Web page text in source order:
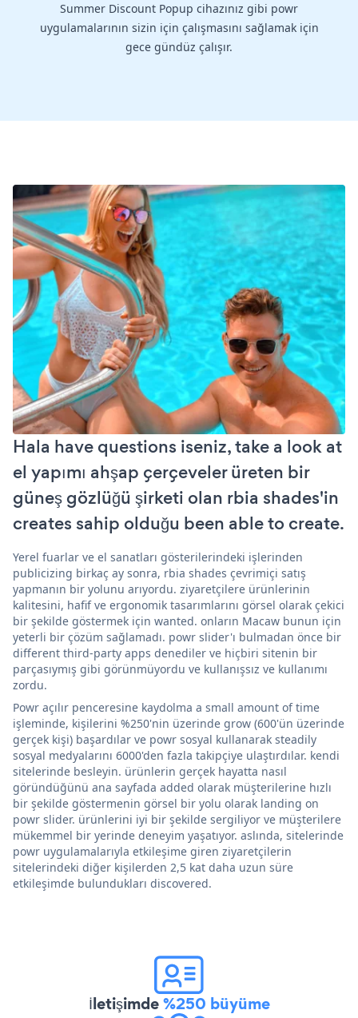
Summer Discount Popup cihazınız gibi powr
uygulamalarının sizin için çalışmasını sağlamak için
gece gündüz çalışır.
Hala have questions iseniz, take a look at
el yapımı ahşap çerçeveler üreten bir
güneş gözlüğü şirketi olan rbia shades'in
creates sahip olduğu been able to create.
Yerel fuarlar ve el sanatları gösterilerindeki işlerinden
publicizing birkaç ay sonra, rbia shades çevrimiçi satış
yapmanın bir yolunu arıyordu. ziyaretçilere ürünlerinin
kalitesini, hafif ve ergonomik tasarımlarını görsel olarak çekici
bir şekilde göstermek için wanted. onların Macaw bunun için
yeterli bir çözüm sağlamadı. powr slider'ı bulmadan önce bir
different third-party apps denediler ve hiçbiri sitenin bir
parçasıymış gibi görünmüyordu ve kullanışsız ve kullanımı
zordu.
Powr açılır penceresine kaydolma a small amount of time
işleminde, kişilerini %250'nin üzerinde grow (600'ün üzerinde
gerçek kişi) başardılar ve powr sosyal kullanarak steadily
sosyal medyalarını 6000'den fazla takipçiye ulaştırdılar. kendi
sitelerinde besleyin. ürünlerin gerçek hayatta nasıl
göründüğünü ana sayfada added olarak müşterilerine hızlı
bir şekilde göstermenin görsel bir yolu olarak landing on
powr slider. ürünlerini iyi bir şekilde sergiliyor ve müşterilere
mükemmel bir yerinde deneyim yaşatıyor. aslında, sitelerinde
powr uygulamalarıyla etkileşime giren ziyaretçilerin
sitelerindeki diğer kişilerden 2,5 kat daha uzun süre
etkileşimde bulundukları discovered.
İletişimde%250 büyüme